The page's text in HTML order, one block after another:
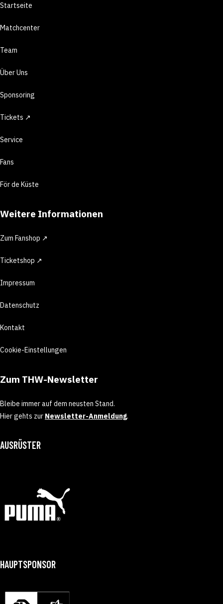
Startseite
Matchcenter
Team
Über Uns
Sponsoring
Tickets ↗
Service
Fans
För de Küste
Weitere Informationen
Zum Fanshop ↗
Ticketshop ↗
Impressum
Datenschutz
Kontakt
Cookie-Einstellungen
Zum THW-Newsletter
Bleibe immer auf dem neusten Stand.
Hier gehts zur Newsletter-Anmeldung.
AUSRÜSTER
HAUPTSPONSOR